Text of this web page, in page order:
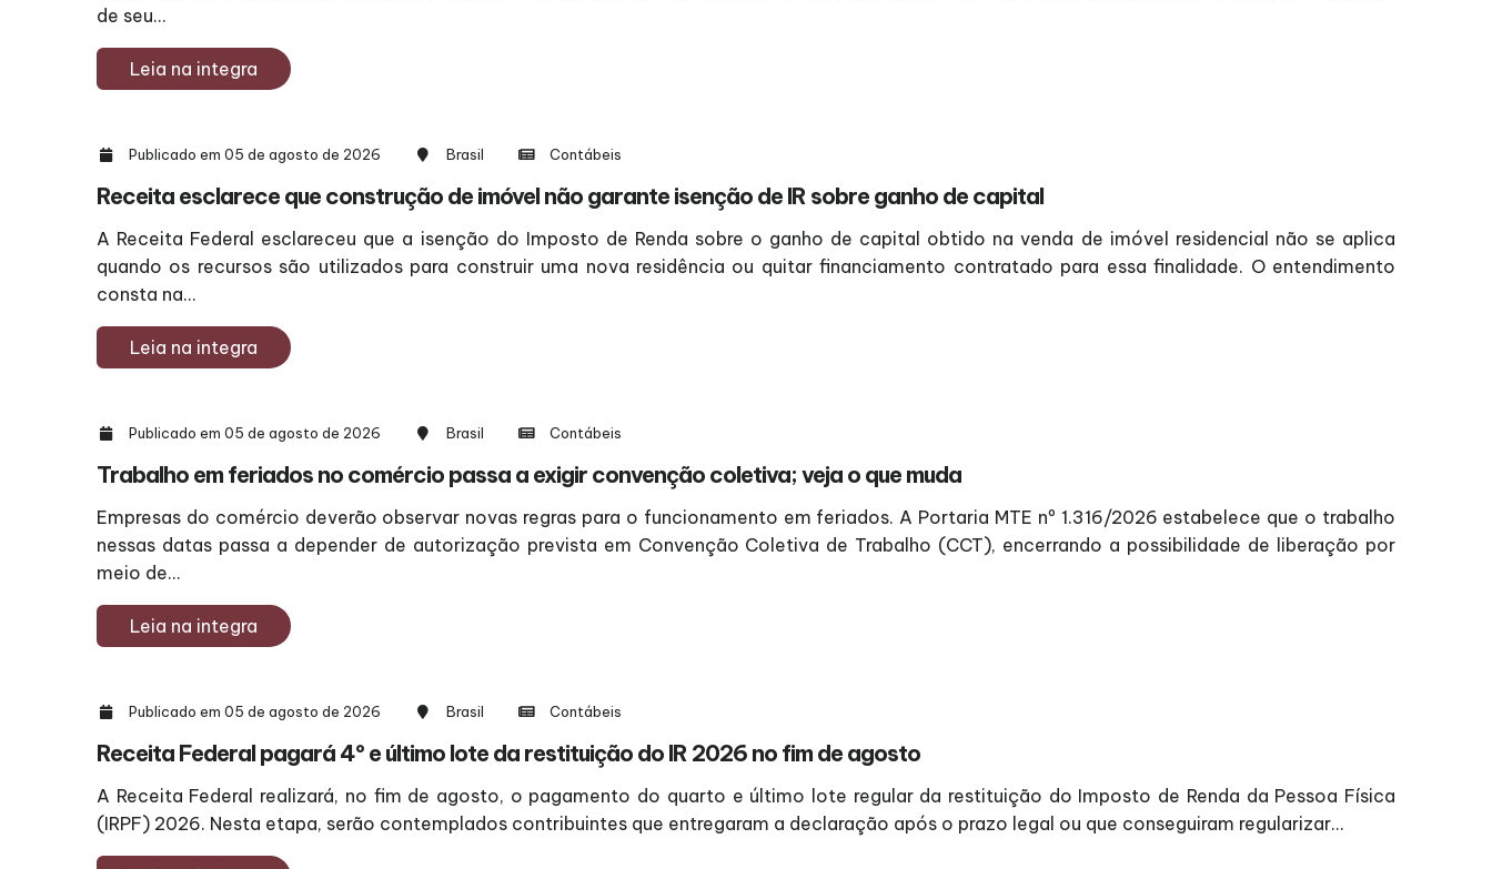
de seu...
Leia na integra
Publicado em 05 de agosto de 2026 Brasil Contábeis
Receita esclarece que construção de imóvel não garante isenção de IR sobre ganho de capital
A Receita Federal esclareceu que a isenção do Imposto de Renda sobre o ganho de capital obtido na venda de imóvel residencial não se aplica
quando os recursos são utilizados para construir uma nova residência ou quitar financiamento contratado para essa finalidade. O entendimento
consta na...
Leia na integra
Publicado em 05 de agosto de 2026 Brasil Contábeis
Trabalho em feriados no comércio passa a exigir convenção coletiva; veja o que muda
Empresas do comércio deverão observar novas regras para o funcionamento em feriados. A Portaria MTE nº 1.316/2026 estabelece que o trabalho
nessas datas passa a depender de autorização prevista em Convenção Coletiva de Trabalho (CCT), encerrando a possibilidade de liberação por
meio de...
Leia na integra
Publicado em 05 de agosto de 2026 Brasil Contábeis
Receita Federal pagará 4º e último lote da restituição do IR 2026 no fim de agosto
A Receita Federal realizará, no fim de agosto, o pagamento do quarto e último lote regular da restituição do Imposto de Renda da Pessoa Física
(IRPF) 2026. Nesta etapa, serão contemplados contribuintes que entregaram a declaração após o prazo legal ou que conseguiram regularizar...